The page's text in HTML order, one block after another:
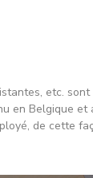
etc.
en Belgique et
de cette